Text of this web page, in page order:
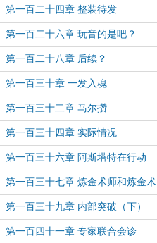
第一百二十四章 整装待发
第一百二十六章 玩音的是吧？
第一百二十八章 后续？
第一百三十章 一发入魂
第一百三十二章 马尔攒
第一百三十四章 实际情况
第一百三十六章 阿斯塔特在行动
第一百三十七章 炼金术师和炼金术
士
第一百三十九章 内部突破（下）
第一百四十一章 专家联合会诊